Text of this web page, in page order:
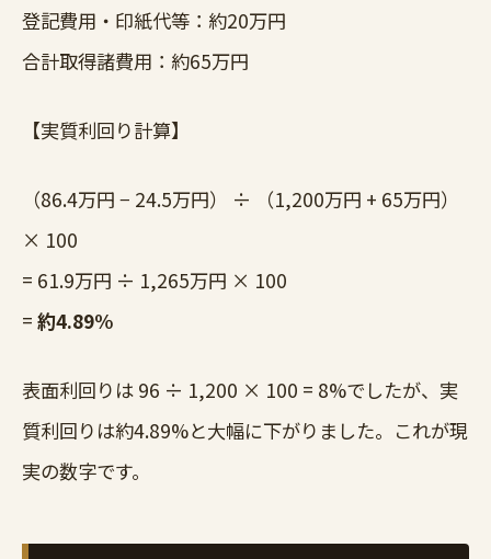
登記費用・印紙代等：約20万円
合計取得諸費用：約65万円
【実質利回り計算】
（86.4万円 − 24.5万円） ÷ （1,200万円 + 65万円）
× 100
= 61.9万円 ÷ 1,265万円 × 100
= 約4.89%
表面利回りは 96 ÷ 1,200 × 100 = 8%でしたが、実
質利回りは約4.89%と大幅に下がりました。これが現
実の数字です。